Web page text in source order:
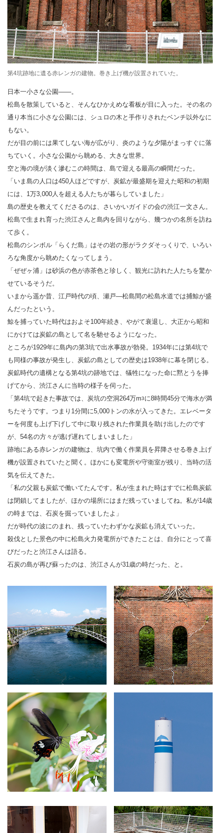
第4坑跡地に遺る赤レンガの建物。巻き上げ機が設置されていた。
日本一小さな公園――。
松島を散策していると、そんなひかえめな看板が目に入った。その名の
通り本当に小さな公園には、シュロの木と手作りされたベンチ以外なに
もない。
だが目の前には果てしない海が広がり、炎のような夕陽がまっすぐに落
ちていく。小さな公園から眺める、大きな世界。
空と海の境が淡く滲むこの時間は、島で迎える最高の瞬間だった。
「いま島の人口は450人ほどですが、炭鉱が最盛期を迎えた昭和の初期
には、1万3,000人を超える人たちが暮らしていました」
島の歴史を教えてくださるのは、さいかいガイドの会の渋江一文さん。
松島で生まれ育った渋江さんと島内を回りながら、幾つかの名所を訪ね
て歩く。
松島のシンボル「らくだ島」はその岩の形がラクダそっくりで、いろい
ろな角度から眺めたくなってしまう。
「ぜぜヶ浦」は砂浜の色が赤茶色と珍しく、観光に訪れた人たちを驚か
せているそうだ。
いまから遥か昔、江戸時代の頃、瀬戸―松島間の松島水道では捕鯨が盛
んだったという。
鯨を捕っていた時代はおよそ100年続き、やがて衰退し、大正から昭和
にかけては炭鉱の島として名を馳せるようになった。
ところが1929年に島内の第3坑で出水事故が勃発。1934年には第4坑で
も同様の事故が発生し、炭鉱の島としての歴史は1938年に幕を閉じる。
炭鉱時代の遺構となる第4坑の跡地では、犠牲になった命に黙とうを捧
げてから、渋江さんに当時の様子を伺った。
「第4坑で起きた事故では、炭坑の空洞264万m3に8時間45分で海水が満
ちたそうです。つまり1分間に5,000トンの水が入ってきた。エレベータ
ーを何度も上げ下げして中に取り残された作業員を助け出したのです
が、54名の方々が逃げ遅れてしまいました」
跡地にある赤レンガの建物は、坑内で働く作業員を昇降させる巻き上げ
機が設置されていたと聞く。ほかにも変電所や守衛室が残り、当時の活
気を伝えてきた。
「私の父親も炭鉱で働いてたんです。私が生まれた時はすでに松島炭鉱
は閉鎖してましたが、ほかの場所にはまだ残っていましてね。私が14歳
の時までは、石炭を掘っていましたよ」
だが時代の波にのまれ、残っていたわずかな炭鉱も消えていった。
殺伐とした景色の中に松島火力発電所ができたことは、自分にとって喜
びだったと渋江さんは語る。
石炭の島が再び蘇ったのは、渋江さんが31歳の時だった、と。